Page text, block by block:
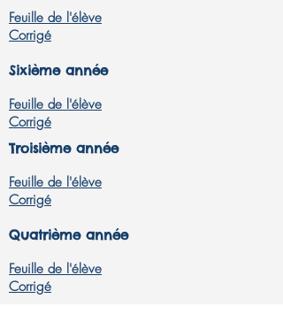
Feuille de l'élève
Corrigé
Sixième année
Feuille de l'élève
Corrigé
Troisième année
Feuille de l'élève
Corrigé
Quatrième année
Feuille de l'élève
Corrigé